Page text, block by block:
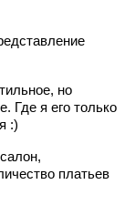
но
Где я его только
:)
платьев